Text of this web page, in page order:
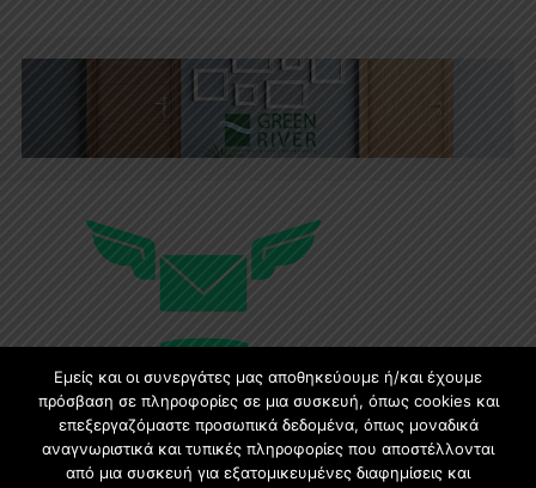
Εγγραφή στο Newsletter
Εμείς και οι συνεργάτες μας αποθηκεύουμε ή/και έχουμε
πρόσβαση σε πληροφορίες σε μια συσκευή, όπως cookies και
επεξεργαζόμαστε προσωπικά δεδομένα, όπως μοναδικά
αναγνωριστικά και τυπικές πληροφορίες που αποστέλλονται
από μια συσκευή για εξατομικευμένες διαφημίσεις και